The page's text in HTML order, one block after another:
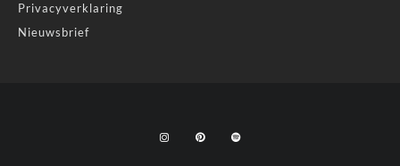
Privacyverklaring
Nieuwsbrief